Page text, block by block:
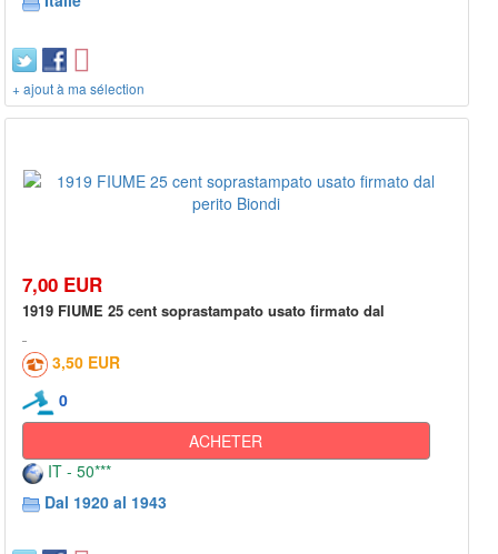
+ ajout à ma sélection
7,00 EUR
1919 FIUME 25 cent soprastampato usato firmato dal
3,50 EUR
0
ACHETER
IT - 50***
Dal 1920 al 1943